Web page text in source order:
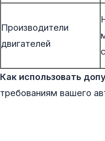
Производители
двигателей
Как использовать
требованиям вашего